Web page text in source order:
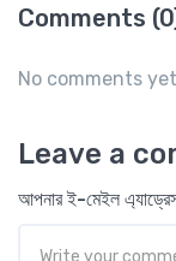
Comments
No comments yet
Leave a
আপনার ই-মেইল